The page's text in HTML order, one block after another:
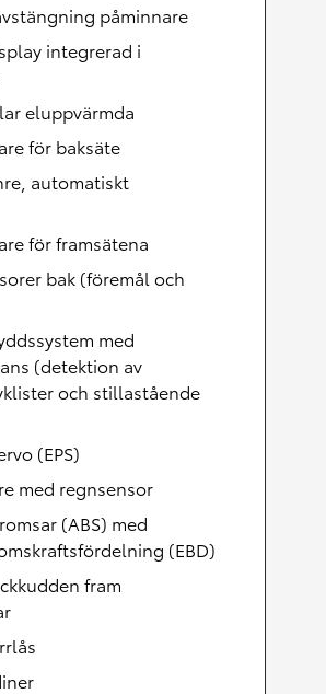
påminnare
integrerad i
eluppvärmda
för baksäte
automatiskt
för framsätena
bak (föremål och
med
(detektion av
och stillastående
(EPS)
med regnsensor
(ABS) med
(EBD)
fram